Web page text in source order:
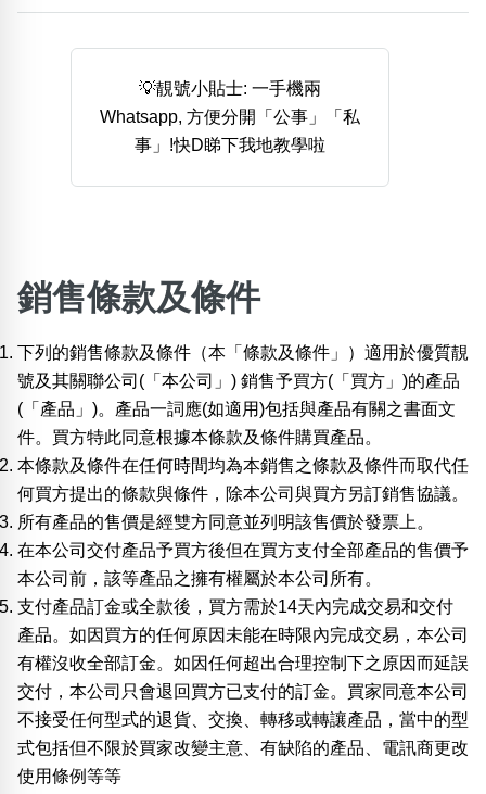
888尾
999尾 777尾 9字頭 6字頭
無4字
清除全部分類
高級分類 i
幸運號分類
幸運分類
基本分類
位置分類
包含數字
次數分類
生日分類
風水號分類
生天延/貴財成
五行
易經六四卦象
清除全部分類
搜尋
💡靚號小貼士: 一手機兩
Whatsapp, 方便分開「公事」「私
事」!快D睇下我地教學啦
銷售條款及條件
下列的銷售條款及條件（本「條款及條件」）適用於優質靚
號及其關聯公司(「本公司」) 銷售予買方(「買方」)的產品
(「產品」)。產品一詞應(如適用)包括與產品有關之書面文
件。買方特此同意根據本條款及條件購買產品。
本條款及條件在任何時間均為本銷售之條款及條件而取代任
何買方提出的條款與條件，除本公司與買方另訂銷售協議。
所有產品的售價是經雙方同意並列明該售價於發票上。
在本公司交付產品予買方後但在買方支付全部產品的售價予
本公司前，該等產品之擁有權屬於本公司所有。
支付產品訂金或全款後，買方需於14天內完成交易和交付
產品。如因買方的任何原因未能在時限內完成交易，本公司
有權沒收全部訂金。如因任何超出合理控制下之原因而延誤
交付，本公司只會退回買方已支付的訂金。買家同意本公司
不接受任何型式的退貨、交換、轉移或轉讓產品，當中的型
式包括但不限於買家改變主意、有缺陷的產品、電訊商更改
使用條例等等